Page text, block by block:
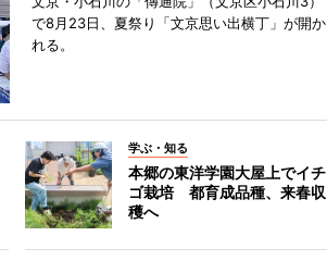
で8月23日、夏祭り「文京思い出横丁」が開か
れる。
学ぶ・知る
本郷の東洋学園大屋上でイチ
ゴ栽培 都育成品種、来春収
穫へ